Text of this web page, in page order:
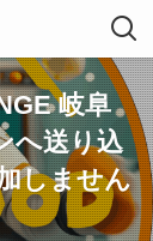
岐阜
へ送り込
しません